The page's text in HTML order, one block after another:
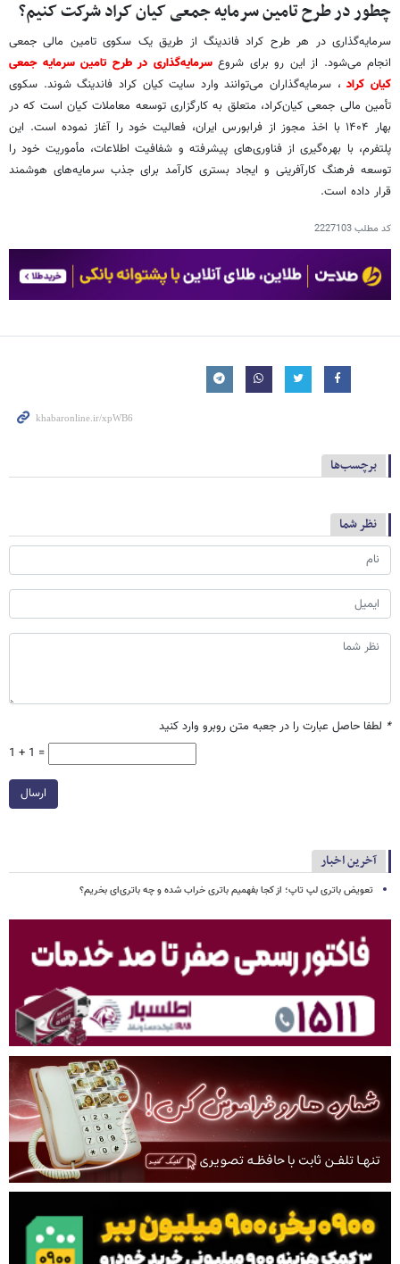
چطور در طرح تامین سرمایه جمعی کیان کراد شرکت کنیم؟
سرمایه‌گذاری در هر طرح کراد فاندینگ از طریق یک سکوی تامین مالی جمعی
انجام می‌شود. از این رو برای شروعسرمایه‌گذاری در طرح تامین سرمایه جمعی
کیان کراد، سرمایه‌گذاران می‌توانند وارد سایت کیان کراد فاندینگ شوند. سکوی
تأمین مالی جمعی کیان‌کراد، متعلق به کارگزاری توسعه معاملات کیان است که در
بهار ۱۴۰۴ با اخذ مجوز از فرابورس ایران، فعالیت خود را آغاز نموده است. این
پلتفرم، با بهره‌گیری از فناوری‌های پیشرفته و شفافیت اطلاعات، مأموریت خود را
توسعه فرهنگ کارآفرینی و ایجاد بستری کارآمد برای جذب سرمایه‌های هوشمند
قرار داده است.
کد مطلب2227103
برچسب‌ها
نظر شما
* لطفا حاصل عبارت را در جعبه متن روبرو وارد کنید
1 + 1 =
ارسال
آخرین اخبار
تعویض باتری لپ تاپ؛ از کجا بفهمیم باتری خراب شده و چه باتری‌ای بخریم؟